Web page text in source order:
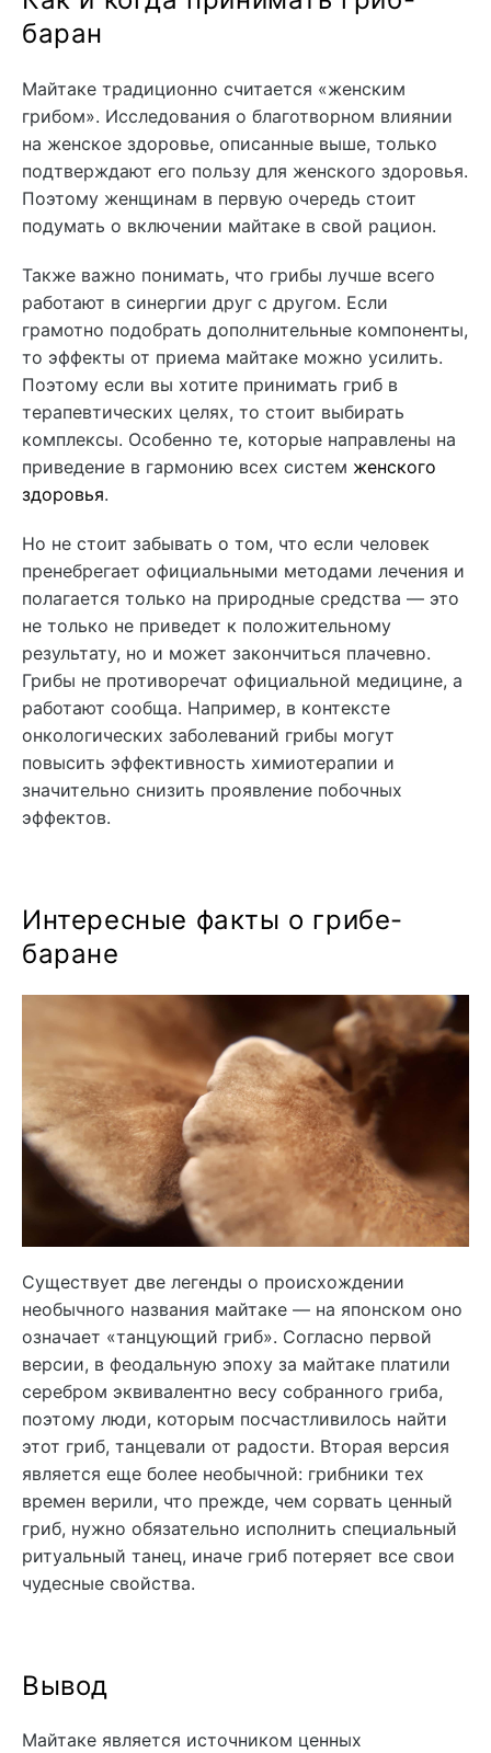
баран
Майтаке традиционно считается «женским
грибом». Исследования о благотворном влиянии
на женское здоровье, описанные выше, только
подтверждают его пользу для женского здоровья.
Поэтому женщинам в первую очередь стоит
подумать о включении майтаке в свой рацион.
Также важно понимать, что грибы лучше всего
работают в синергии друг с другом. Если
грамотно подобрать дополнительные компоненты,
то эффекты от приема майтаке можно усилить.
Поэтому если вы хотите принимать гриб в
терапевтических целях, то стоит выбирать
комплексы. Особенно те, которые направлены на
приведение в гармонию всех систем женского
здоровья.
Но не стоит забывать о том, что если человек
пренебрегает официальными методами лечения и
полагается только на природные средства — это
не только не приведет к положительному
результату, но и может закончиться плачевно.
Грибы не противоречат официальной медицине, а
работают сообща. Например, в контексте
онкологических заболеваний грибы могут
повысить эффективность химиотерапии и
значительно снизить проявление побочных
эффектов.
Интересные факты о грибе-
баране
Существует две легенды о происхождении
необычного названия майтаке — на японском оно
означает «танцующий гриб». Согласно первой
версии, в феодальную эпоху за майтаке платили
серебром эквивалентно весу собранного гриба,
поэтому люди, которым посчастливилось найти
этот гриб, танцевали от радости. Вторая версия
является еще более необычной: грибники тех
времен верили, что прежде, чем сорвать ценный
гриб, нужно обязательно исполнить специальный
ритуальный танец, иначе гриб потеряет все свои
чудесные свойства.
Вывод
Майтаке является источником ценных